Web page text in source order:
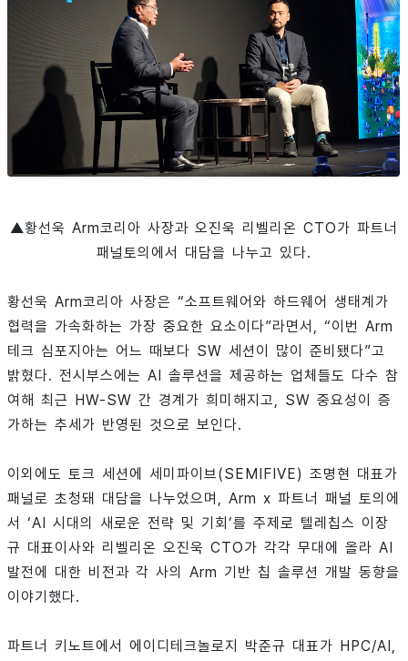
▲황선욱 Arm코리아 사장과 오진욱 리벨리온 CTO가 파트너
패널토의에서 대담을 나누고 있다.
황선욱 Arm코리아 사장은 “소프트웨어와 하드웨어 생태계가
협력을 가속화하는 가장 중요한 요소이다”라면서, “이번 Arm
테크 심포지아는 어느 때보다 SW 세션이 많이 준비됐다”고
밝혔다. 전시부스에는 AI 솔루션을 제공하는 업체들도 다수 참
여해 최근 HW-SW 간 경계가 희미해지고, SW 중요성이 증
가하는 추세가 반영된 것으로 보인다.
이외에도 토크 세션에 세미파이브(SEMIFIVE) 조명현 대표가
패널로 초청돼 대담을 나누었으며, Arm x 파트너 패널 토의에
서 ‘AI 시대의 새로운 전략 및 기회’를 주제로 텔레칩스 이장
규 대표이사와 리벨리온 오진욱 CTO가 각각 무대에 올라 AI
발전에 대한 비전과 각 사의 Arm 기반 칩 솔루션 개발 동향을
이야기했다.
파트너 키노트에서 에이디테크놀로지 박준규 대표가 HPC/AI,